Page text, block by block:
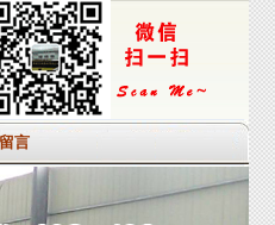
言